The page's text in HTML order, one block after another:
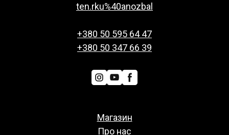
ten.rku%40anozbal
+380 50 595 64 47
+380 50 347 66 39
Магазин
Про нас